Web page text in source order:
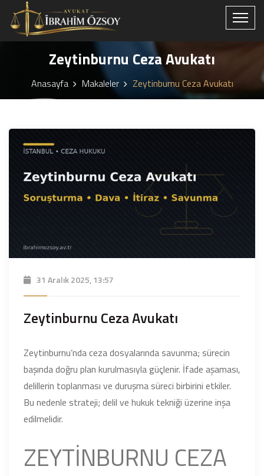
Zeytinburnu Ceza Avukatı
Anasayfa Makaleler Zeytinburnu Ceza Avukatı
31 Aralık 2025, 13:57
Zeytinburnu Ceza Avukatı
Zeytinburnu’nda ceza dosyalarında savunma; sürecin
başında doğru plan kurulmasıyla güçlenir. İfade aşaması,
delillerin toplanması ve duruşma süreci birbirini etkiler.
Bu nedenle strateji; delil ve hukuk tekniği üzerine inşa
edilmelidir.
ZEYTİNBURNU CEZA